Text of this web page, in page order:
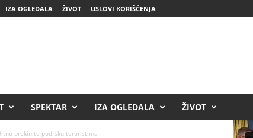
IZA OGLEDALA ŽIVOT USLOVI KORIŠĆENJA
SPEKTAR IZA OGLEDALA ŽIVOT
prekinite podršku teroristima